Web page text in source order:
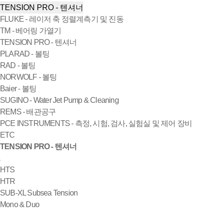
TENSION PRO - 텐셔너
FLUKE - 레이저 축 정렬계측기 및 진동
TM - 베어링 가열기
TENSION PRO - 텐셔너
PLARAD - 볼팅
RAD - 볼팅
NORWOLF - 볼팅
Baier - 볼팅
SUGINO - Water Jet Pump & Cleaning
REMS - 배관공구
PCE INSTRUMENTS - 측정, 시험, 검사, 실험실 및 제어 장비
ETC
TENSION PRO - 텐셔너
HTS
HTR
SUB-XL Subsea Tension
Mono & Duo